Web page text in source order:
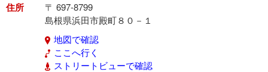
住所
〒 697-8799
島根県浜田市殿町８０－１
地図で確認
ここへ行く
ストリートビューで確認